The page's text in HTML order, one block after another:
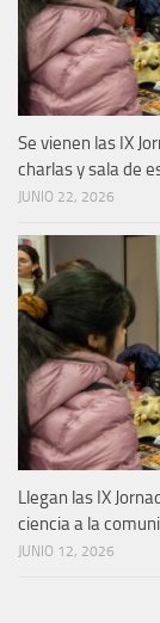
Se vienen las IX
charlas y sala de
JUNIO 22, 2026
Llegan las IX
ciencia a la
JUNIO 12, 2026